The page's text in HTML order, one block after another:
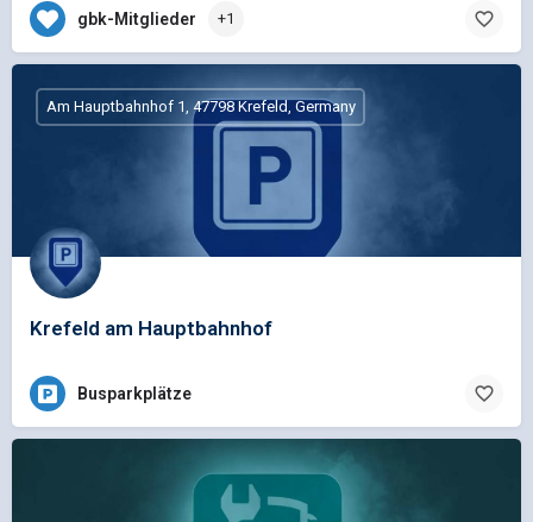
gbk-Mitglieder +1
Krefeld am Hauptbahnhof
Am Hauptbahnhof 1, 47798 Krefeld, Germany
Busparkplätze